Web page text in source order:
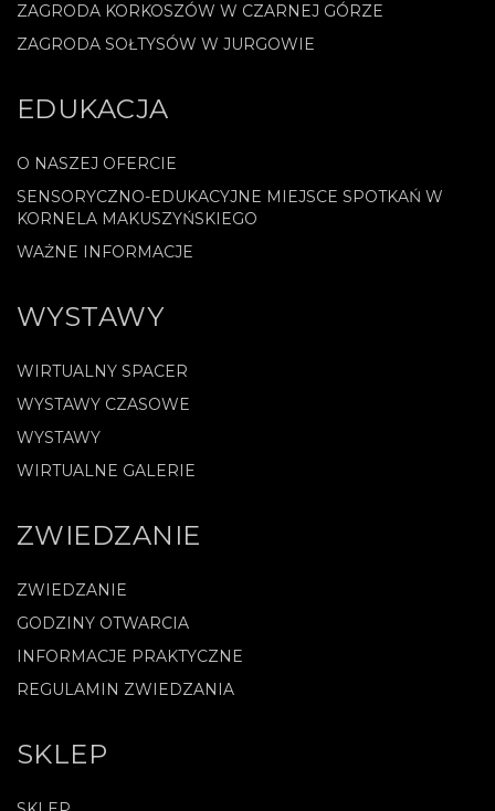
ZAGRODA KORKOSZÓW W CZARNEJ GÓRZE
ZAGRODA SOŁTYSÓW W JURGOWIE
EDUKACJA
O NASZEJ OFERCIE
SENSORYCZNO-EDUKACYJNE MIEJSCE SPOTKAŃ W
KORNELA MAKUSZYŃSKIEGO
WAŻNE INFORMACJE
WYSTAWY
WIRTUALNY SPACER
WYSTAWY CZASOWE
WYSTAWY
WIRTUALNE GALERIE
ZWIEDZANIE
ZWIEDZANIE
GODZINY OTWARCIA
INFORMACJE PRAKTYCZNE
REGULAMIN ZWIEDZANIA
SKLEP